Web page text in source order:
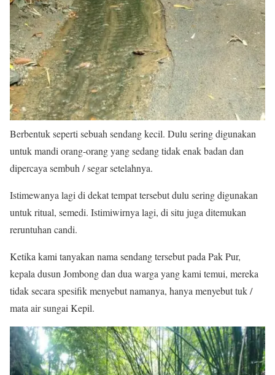
Berbentuk seperti sebuah sendang kecil. Dulu sering digunakan
untuk mandi orang-orang yang sedang tidak enak badan dan
dipercaya sembuh / segar setelahnya.
Istimewanya lagi di dekat tempat tersebut dulu sering digunakan
untuk ritual, semedi. Istimiwirnya lagi, di situ juga ditemukan
reruntuhan candi.
Ketika kami tanyakan nama sendang tersebut pada Pak Pur,
kepala dusun Jombong dan dua warga yang kami temui, mereka
tidak secara spesifik menyebut namanya, hanya menyebut tuk /
mata air sungai Kepil.